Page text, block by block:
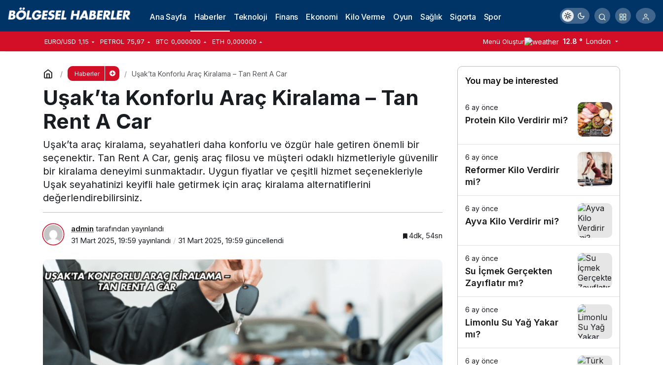
Ana Sayfa Haberler Teknoloji Finans Ekonomi Kilo Verme Oyun Sağlık Sigorta Spor
EURO/USD 1,15 PETROL 75,97 BTC 0,000000 ETH 0,000000 Menü Oluştur 12.8 ° London
Haberler Uşak’ta Konforlu Araç Kiralama – Tan Rent A Car
Uşak’ta Konforlu Araç Kiralama – Tan
Rent A Car
Uşak’ta araç kiralama, seyahatleri daha konforlu ve özgür hale getiren önemli bir
seçenektir. Tan Rent A Car, geniş araç filosu ve müşteri odaklı hizmetleriyle güvenilir
bir kiralama deneyimi sunmaktadır. Uygun fiyatlar ve çeşitli hizmet seçenekleriyle
Uşak seyahatinizi keyifli hale getirmek için araç kiralama alternatiflerini
değerlendirebilirsiniz.
admin tarafından yayınlandı
31 Mart 2025, 19:59 yayınlandı 31 Mart 2025, 19:59 güncellendi 4dk, 54sn
You may be interested
6 ay önce
Protein Kilo Verdirir mi?
6 ay önce
Reformer Kilo Verdirir
mi?
6 ay önce
Ayva Kilo Verdirir mi?
6 ay önce
Su İçmek Gerçekten
Zayıflatır mı?
6 ay önce
Limonlu Su Yağ Yakar
mı?
6 ay önce